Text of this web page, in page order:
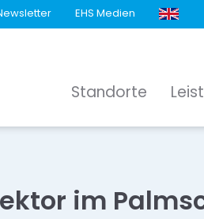
EHS Medien
Standorte
im